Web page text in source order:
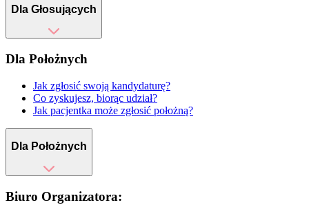
Dla Głosujących
Dla Położnych
Jak zgłosić swoją kandydaturę?
Co zyskujesz, biorąc udział?
Jak pacjentka może zgłosić położną?
Dla Położnych
Biuro Organizatora: